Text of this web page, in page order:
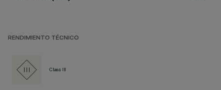
RENDIMIENTO TÉCNICO
Class III